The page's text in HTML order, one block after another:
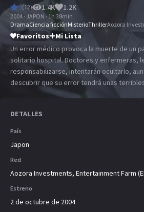
3(12) 1.4K 1.2K
2004 · JAPON · 1h 38min
DramaCiencia ficciónMisterioThrillerAozora
Favoritos
Mi Lista
Un error médico provoca la muerte de un
solitario hospital. Doctores y enfermeras,
responsabilizarse, intentarán ocultarlo,
descubrir que su error tendrá unas
Diferentes pacientes morirán en extrañas
DETALLES
País
Japon
Red
Aozora Investments, Entertainment Farm
Estreno
2 de octubre de 2004